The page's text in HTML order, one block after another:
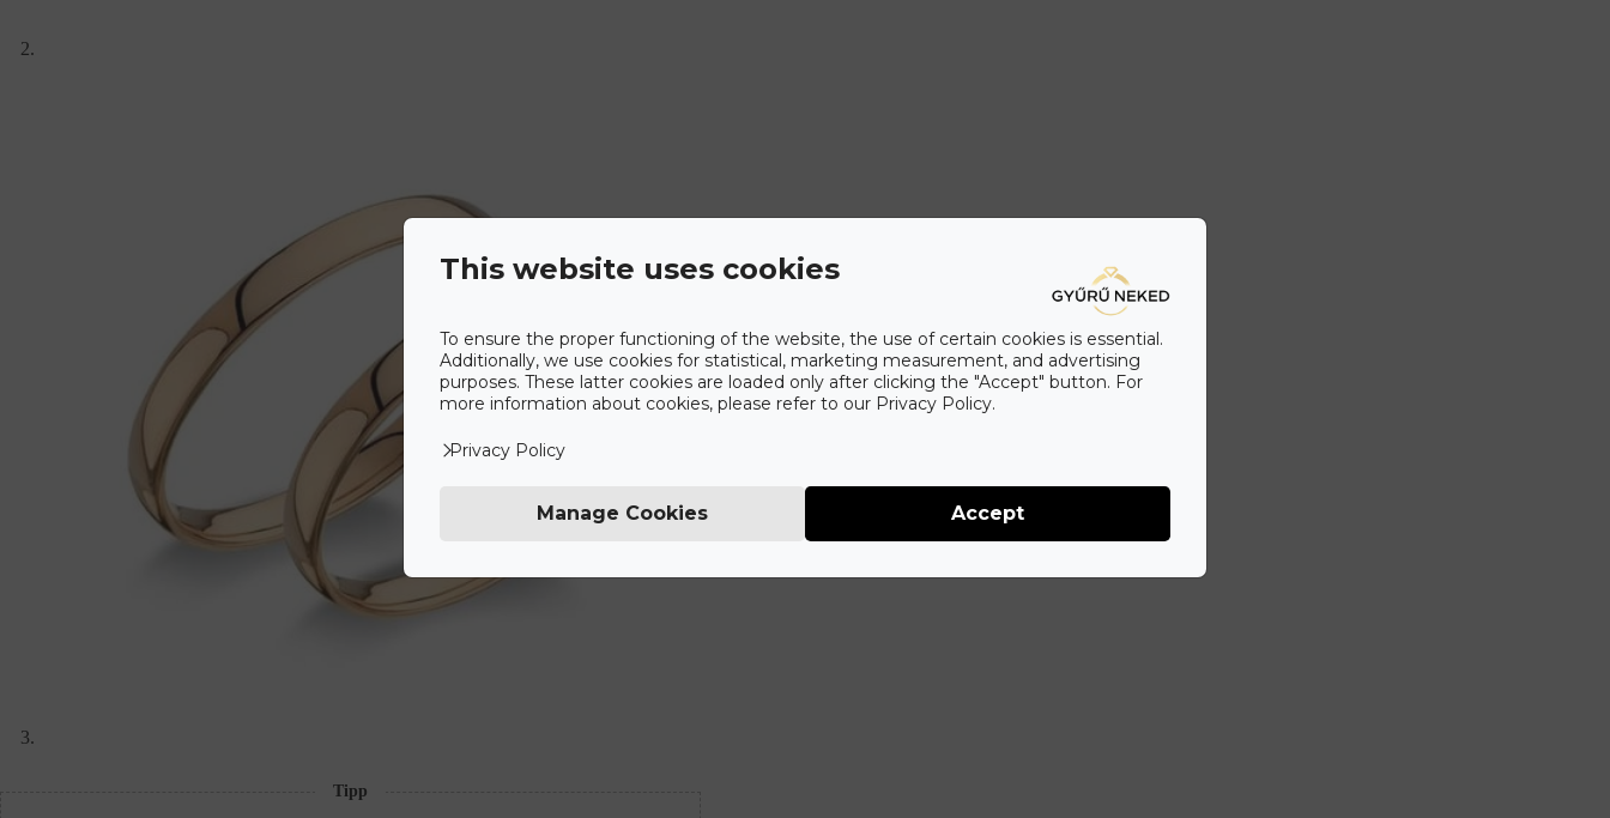
Tipp
This website uses cookies
To ensure the proper functioning of the website, the use of certain cookies is essential.
Additionally, we use cookies for statistical, marketing measurement, and advertising
purposes. These latter cookies are loaded only after clicking the "Accept" button. For
more information about cookies, please refer to our Privacy Policy.
Privacy Policy
Manage Cookies Accept